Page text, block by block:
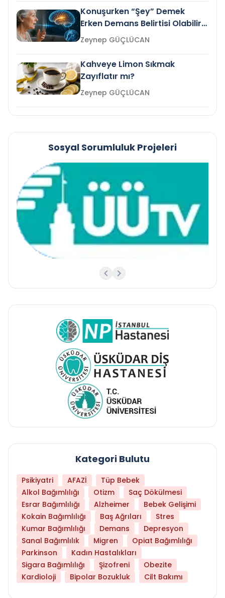
Konuşurken “Şey” Demek
Erken Demans Belirtisi Olabilir
mi?
Zeynep GÜÇLÜCAN
Kahveye Limon Sıkmak
Zayıflatır mı?
Zeynep GÜÇLÜCAN
Sosyal Sorumluluk Projeleri
Kategori Bulutu
Psikiyatri AFAZİ
Tüp Bebek
Alkol Bağımlılığı
Otizm
Saç Dökülmesi
Esrar Bağımlılığı
Alzheimer
Bebek Gelişimi
Kokain Bağımlılığı
Baş Ağrıları
Stres
Kumar Bağımlılığı
Demans
Depresyon
Sanal Bağımlılık
Migren
Opiat Bağımlılığı
Parkinson
Kadın Hastalıkları
Sigara Bağımlılığı
Şizofreni
Obezite
Kardioloji
Bipolar Bozukluk Cilt Bakımı